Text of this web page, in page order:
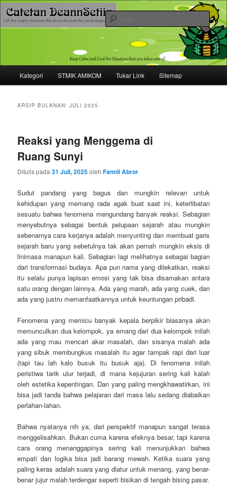
Mari bermimpi dan ciptakan kehendak
Cari
Langsung
utama
Langsung
sekunder
Kategori STMIK AMIKOM Tukar Link Sitemap
ARSIP BULANAN:JULI 2025
Reaksi yang Menggema di
Ruang Sunyi
Ditulis pada31 Juli, 2025olehFannil Abror
Sudut pandang yang bagus dan mungkin relevan untuk
kehidupan yang memang rada agak buat saat ini, keterlibatan
sesuatu bahwa fenomena mengundang banyak reaksi. Sebagian
menyebutnya sebagai bentuk pelupaan sejarah atau mungkin
sebenarnya cara kerjanya adalah menyunting dan membuat garis
sejarah baru yang sebetulnya tak akan pernah mungkin eksis di
linimasa manapun kali. Sebagian lagi melihatnya sebagai bagian
dari transformasi budaya. Apa pun nama yang dilekatkan, reaksi
itu selalu punya lapisan emosi yang tak bisa disamakan antara
satu orang dengan lainnya. Ada yang marah, ada yang cuek, dan
ada yang justru memanfaatkannya untuk keuntungan pribadi.
Fenomena yang memicu banyak kepala berpikir biasanya akan
memunculkan dua kelompok, ya emang dari dua kelompok inilah
ada yang mau mencari akar masalah, dan sisanya malah ada
yang sibuk membungkus masalah itu agar tampak rapi dari luar
(tapi tau lah kalo busuk itu busuk aja). Di fenomena inilah
peristiwa tarik ulur terjadi, di mana kejujuran sering kali kalah
oleh estetika kepentingan. Dan yang paling mengkhawatirkan, ini
bisa jadi tanda bahwa pelajaran dari masa lalu sedang diabaikan
perlahan-lahan.
Bahwa nyatanya nih ya, dari perspektif manapun sangat terasa
menggelisahkan. Bukan cuma karena efeknya besar, tapi karena
cara orang menanggapinya sering kali menunjukkan bahwa
empati dan logika bisa jadi barang mewah. Ketika suara yang
paling keras adalah suara yang diatur untuk menang, yang benar-
benar jujur malah terdengar seperti bisikan di tengah bising pasar.